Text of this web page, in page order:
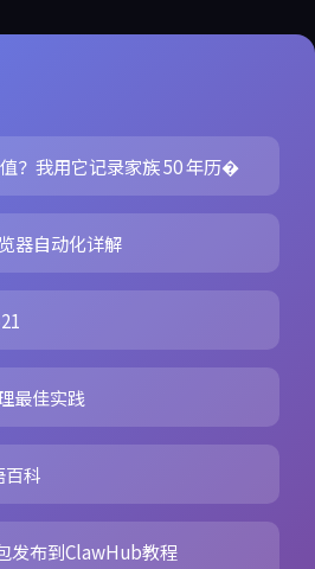
？我用它记录家族 50 年历�
器自动化详解
最佳实践
科
发布到ClawHub教程